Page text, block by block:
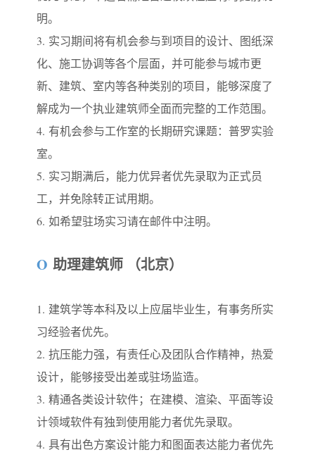
明。
3. 实习期间将有机会参与到项目的设计、图纸深
化、施工协调等各个层面，并可能参与城市更
新、建筑、室内等各种类别的项目，能够深度了
解成为一个执业建筑师全面而完整的工作范围。
4. 有机会参与工作室的长期研究课题：普罗实验
室。
5. 实习期满后，能力优异者优先录取为正式员
工，并免除转正试用期。
6. 如希望驻场实习请在邮件中注明。
O 助理建筑师 （北京）
1. 建筑学等本科及以上应届毕业生，有事务所实
习经验者优先。
2. 抗压能力强，有责任心及团队合作精神，热爱
设计，能够接受出差或驻场监造。
3. 精通各类设计软件；在建模、渲染、平面等设
计领域软件有独到使用能力者优先录取。
4. 具有出色方案设计能力和图面表达能力者优先